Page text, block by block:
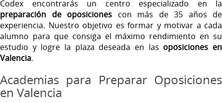
Codex encontrarás un centro especializado en la
preparación de oposiciones con más de 35 años de
experiencia. Nuestro objetivo es formar y motivar a cada
alumno para que consiga el máximo rendimiento en su
estudio y logre la plaza deseada en las oposiciones en
Valencia.
Academias para Preparar Oposiciones
en Valencia